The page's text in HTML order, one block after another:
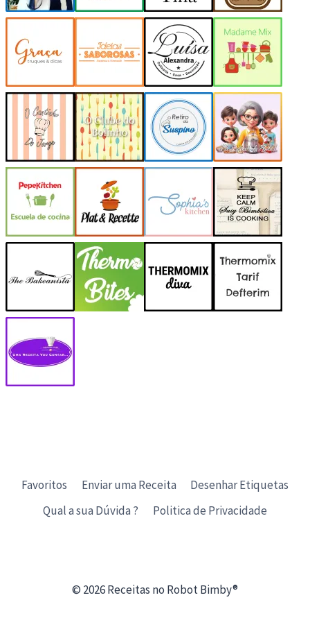
Favoritos Enviar uma Receita
Desenhar Etiquetas
Qual a sua Dúvida ?
Politica de Privacidade
© 2026 Receitas no Robot Bimby®